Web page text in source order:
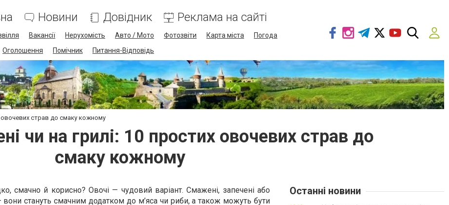
Новини Довідник Реклама на сайті
Вакансії Нерухомість Авто / Мото Фотозвіти Карта міста
Погода
Оголошення Помічник Питання-Відповідь
овочевих страв до смаку кожному
чи на грилі: 10 простих овочевих страв до
смаку кожному
смачно й корисно? Овочі — чудовий варіант. Смажені, запечені або
вони стануть смачним додатком до м’яса чи риби, а також можуть бути
Останні новини